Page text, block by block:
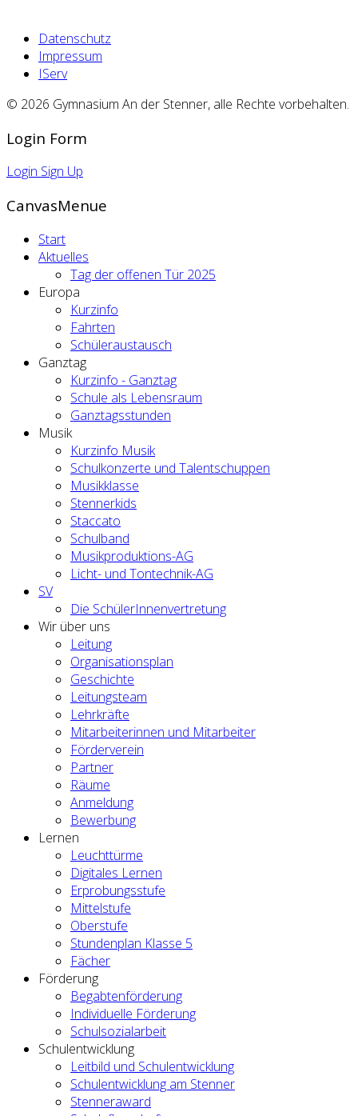
Datenschutz
Impressum
IServ
© 2026 Gymnasium An der Stenner, alle Rechte vorbehalten.
Login Form
Login Sign Up
CanvasMenue
Start
Aktuelles
Tag der offenen Tür 2025
Europa
Kurzinfo
Fahrten
Schüleraustausch
Ganztag
Kurzinfo - Ganztag
Schule als Lebensraum
Ganztagsstunden
Musik
Kurzinfo Musik
Schulkonzerte und Talentschuppen
Musikklasse
Stennerkids
Staccato
Schulband
Musikproduktions-AG
Licht- und Tontechnik-AG
SV
Die SchülerInnenvertretung
Wir über uns
Leitung
Organisationsplan
Geschichte
Leitungsteam
Lehrkräfte
Mitarbeiterinnen und Mitarbeiter
Förderverein
Partner
Räume
Anmeldung
Bewerbung
Lernen
Leuchttürme
Digitales Lernen
Erprobungsstufe
Mittelstufe
Oberstufe
Stundenplan Klasse 5
Fächer
Förderung
Begabtenförderung
Individuelle Förderung
Schulsozialarbeit
Schulentwicklung
Leitbild und Schulentwicklung
Schulentwicklung am Stenner
Stenneraward